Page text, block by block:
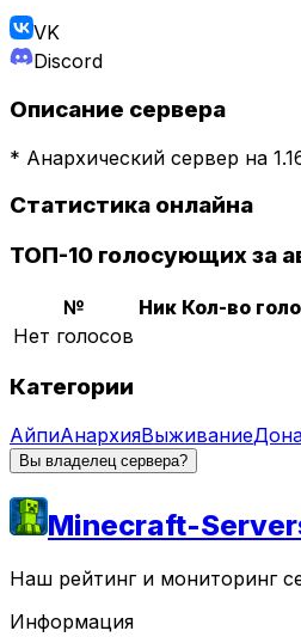
VK
Discord
Описание сервера
* Анархический сервер на
Статистика онлайна
ТОП-10 голосующих за
№ Ник Кол-во
Нет голосов
Категории
АйпиАнархияВыживание
Вы владелец сервера?
Minecraft-
Наш рейтинг и мониторинг
Информация